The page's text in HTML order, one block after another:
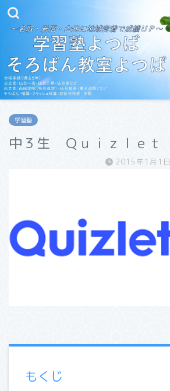
学習塾
中３生 Ｑｕｉｚｌｅｔ
2015年1月1日
もくじ